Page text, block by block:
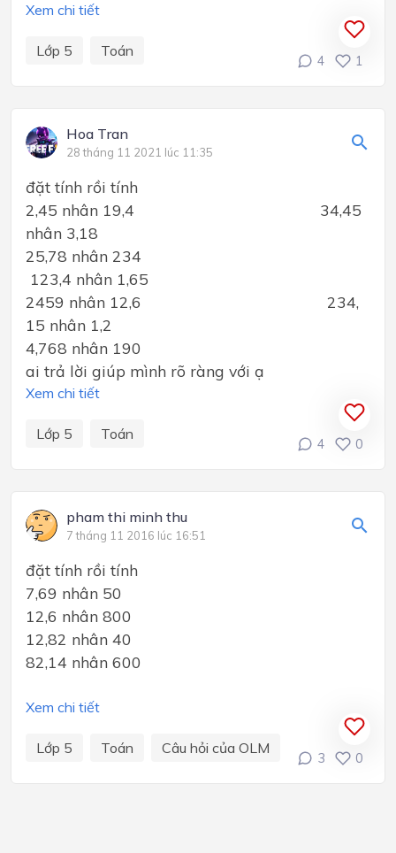
Xem chi tiết
Lớp 5 Toán
4 1
Hoa Tran
28 tháng 11 2021 lúc 11:35
đặt tính rồi tính
2,45 nhân 19,4 34,45
nhân 3,18
25,78 nhân 234
123,4 nhân 1,65
2459 nhân 12,6 234,
15 nhân 1,2
4,768 nhân 190
ai trả lời giúp mình rõ ràng với ạ
Xem chi tiết
Lớp 5 Toán
4 0
pham thi minh thu
7 tháng 11 2016 lúc 16:51
đặt tính rồi tính
7,69 nhân 50
12,6 nhân 800
12,82 nhân 40
82,14 nhân 600
Xem chi tiết
Lớp 5 Toán Câu hỏi của OLM
3 0